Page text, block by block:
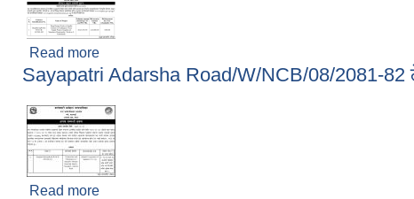
Read more
Sayapatri Adarsha Road/W/NCB/08/2081-82
Read more